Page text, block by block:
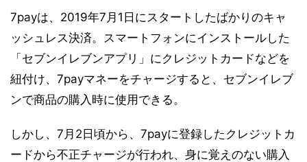
7payは、2019年7月1日にスタートしたばかりのキャ
ッシュレス決済。スマートフォンにインストールした
「セブンイレブンアプリ」にクレジットカードなどを
紐付け、7payマネーをチャージすると、セブンイレブ
ンで商品の購入時に使用できる。
しかし、7月2日頃から、7payに登録したクレジットカ
ードから不正チャージが行われ、身に覚えのない購入